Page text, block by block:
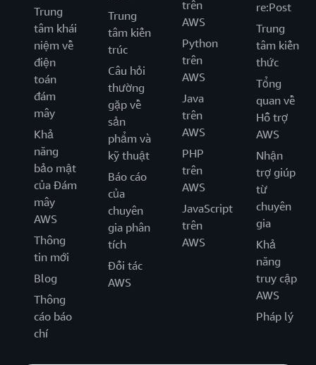
Trung
tâm khái
niệm về
điện
toán
đám
mây
Khả
năng
bảo mật
của Đám
mây
AWS
Thông
tin mới
Blog
Thông
cáo báo
chí
Trung
tâm kiến
trúc
Câu hỏi
thường
gặp về
sản
phẩm và
kỹ thuật
Báo cáo
của
chuyên
gia phân
tích
Đối tác
AWS
trên
AWS
Python
trên
AWS
Java
trên
AWS
PHP
trên
AWS
JavaScript
trên
AWS
re:Post
Trung
tâm kiến
thức
Tổng
quan về
Hỗ trợ
AWS
Nhận
trợ giúp
từ
chuyên
gia
Khả
năng
truy cập
AWS
Pháp lý